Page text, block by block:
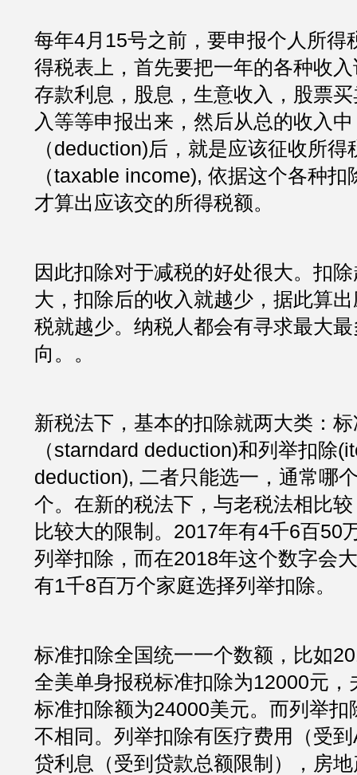
每年4月15号之前，要申报个人所得
得税表上，首先要把一年的各种收
存款利息，股息，生意收入，股票
入等等申报出来，然后从总的收入
（deduction)后，就是应该征收所得
（taxable income), 依据这个各种
才算出应该交的所得税额。
因此扣除对于减税的好处很大。扣
大，扣除后的收入就越少，据此算
税就越少。纳税人都会有寻求最大
向。。
新税法下，基本的扣除就两大类：
（starndard deduction)和列举扣除
deduction), 二者只能选一，通常哪
个。在新的税法下，与老税法相比
比较大的限制。2017年有4千6百50
列举扣除，而在2018年这个数字会
有1千8百万个家庭选择列举扣除。
标准扣除全国统一一个数额，比如
全美单身报税标准扣除为12000元，
标准扣除额为24000美元。而列举扣
不相同。列举扣除有医疗费用（受
贷利息（受到贷款总额限制），房